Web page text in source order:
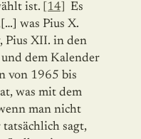
ist.
[14]
Es
was Pius X.
, Pius XII. in den
dem Kalender
von 1965 bis
was mit dem
man nicht
sagt,